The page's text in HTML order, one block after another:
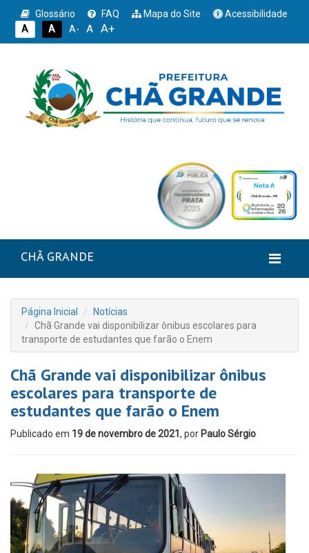
Glossário FAQ Mapa do Site
Acessibilidade
A
A A- A A+
CHÃ GRANDE
Página Inicial
Notícias
Chã Grande vai disponibilizar ônibus escolares para
transporte de estudantes que farão o Enem
Chã Grande vai disponibilizar ônibus
escolares para transporte de
estudantes que farão o Enem
Publicado em 19 de novembro de 2021 , por Paulo Sérgio